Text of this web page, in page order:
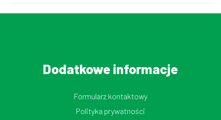
Dodatkowe informacje
Formularz kontaktowy
Polityka prywatności